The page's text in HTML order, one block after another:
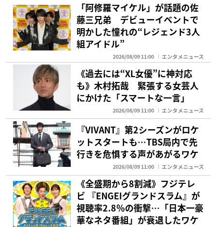
「阿修羅マイケル」が話題の佐
藤三兄弟 デビューイベントで
明かした憧れの“レジェンド3人
組アイドル”
2026/08/09 11:00 エンタメニュース
《過去には“XL女優”に神対応
も》木村拓哉 緊張する女芸人
にかけた「スマートな一言」
2026/08/09 11:00 エンタメニュース
『VIVANT』第2シーズンがロケ
ットスタートも…TBS局内で先
行きを危惧する声があがるワケ
2026/08/09 11:00 エンタメニュース
《全盛期から8割減》フジテレ
ビ 『ENGEIグランドスラム』が
視聴率2.8％の衝撃…「日本一豪
華なネタ番組」が衰退したワケ